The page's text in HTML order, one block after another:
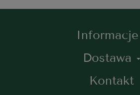
Informacje
Dostawa
Kontakt